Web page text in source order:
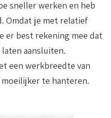
sneller werken en heb
Omdat je met relatief
er best rekening mee dat
aansluiten.
een werkbreedte van
te hanteren.